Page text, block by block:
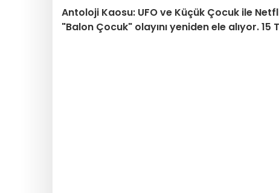
Antoloji Kaosu: UFO ve Küçük Çocuk ile
"Balon Çocuk" olayını yeniden ele alıyor.